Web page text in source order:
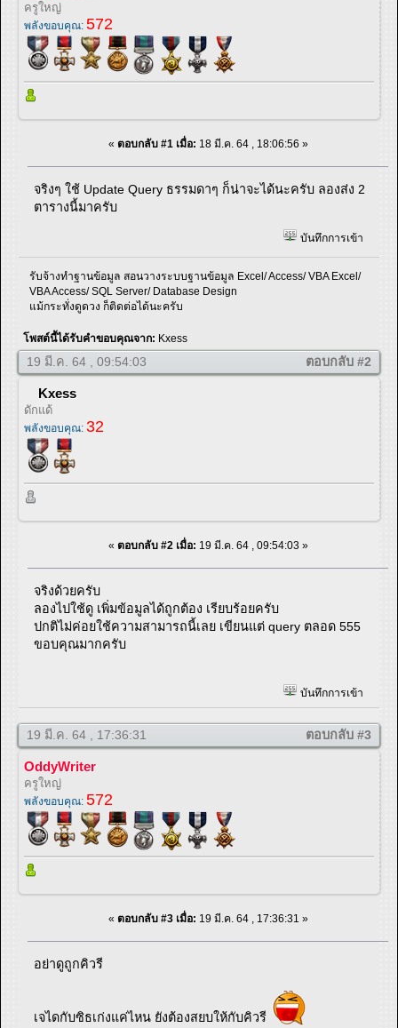
ครูใหญ่
พลังขอบคุณ: 572
« ตอบกลับ #1 เมื่อ: 18 มี.ค. 64 , 18:06:56 »
จริงๆ ใช้ Update Query ธรรมดาๆ ก็น่าจะได้นะครับ ลองส่ง 2
ตารางนี้มาครับ
บันทึกการเข้า
รับจ้างทำฐานข้อมูล สอนวางระบบฐานข้อมูล Excel/ Access/ VBA Excel/
VBA Access/ SQL Server/ Database Design
แม้กระทั่งดูดวง ก็ติดต่อได้นะครับ
โพสต์นี้ได้รับคำขอบคุณจาก: Kxess
19 มี.ค. 64 , 09:54:03 ตอบกลับ #2
Kxess
ดักแด้
พลังขอบคุณ: 32
« ตอบกลับ #2 เมื่อ: 19 มี.ค. 64 , 09:54:03 »
จริงด้วยครับ
ลองไปใช้ดู เพิ่มข้อมูลได้ถูกต้อง เรียบร้อยครับ
ปกติไม่ค่อยใช้ความสามารถนี้เลย เขียนแต่ query ตลอด 555
ขอบคุณมากครับ
บันทึกการเข้า
19 มี.ค. 64 , 17:36:31 ตอบกลับ #3
OddyWriter
ครูใหญ่
พลังขอบคุณ: 572
« ตอบกลับ #3 เมื่อ: 19 มี.ค. 64 , 17:36:31 »
อย่าดูถูกคิวรี
เจไดกับซิธเก่งแค่ไหน ยังต้องสยบให้กับคิวรี